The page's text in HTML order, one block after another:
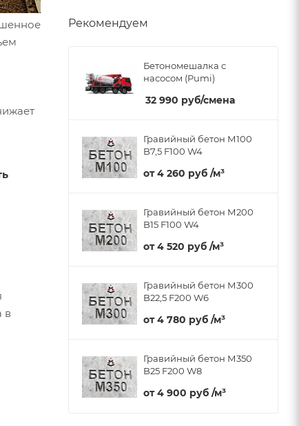
в
Рекомендуем
Бетономешалка с
насосом (Pumi)
32 990 руб/смена
Гравийный бетон М100
B7,5 F100 W4
от4 260 руб /м³
Гравийный бетон М200
B15 F100 W4
от4 520 руб /м³
Гравийный бетон М300
B22,5 F200 W6
от4 780 руб /м³
Гравийный бетон М350
B25 F200 W8
от4 900 руб /м³